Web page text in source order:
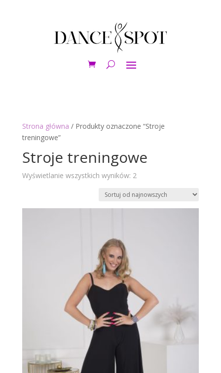
Strona główna / Produkty oznaczone “Stroje
treningowe”
Stroje treningowe
Wyświetlanie wszystkich wyników: 2Posortowane
najnowszych